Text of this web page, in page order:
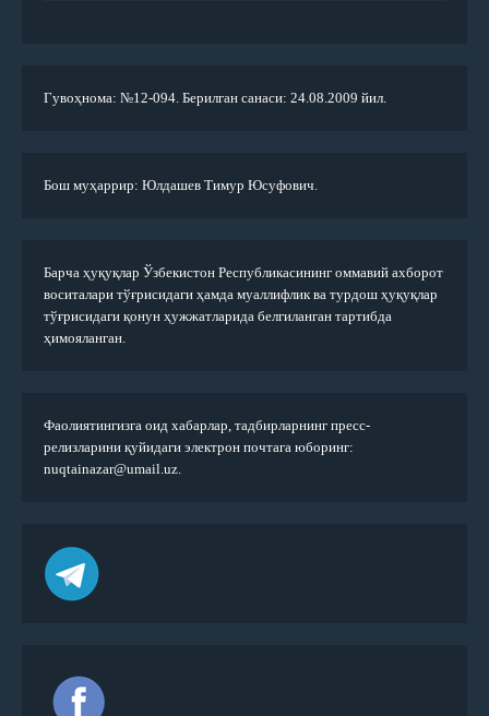
Гувоҳнома: №12-094. Берилган санаси: 24.08.2009 йил.
Бош муҳаррир: Юлдашев Тимур Юсуфович.
Барча ҳуқуқлар Ўзбекистон Республикасининг оммавий ахборот
воситалари тўғрисидаги ҳамда муаллифлик ва турдош ҳуқуқлар
тўғрисидаги қонун ҳужжатларида белгиланган тартибда
ҳимояланган.
Фаолиятингизга оид хабарлар, тадбирларнинг пресс-
релизларини қуйидаги электрон почтага юборинг:
nuqtainazar@umail.uz.